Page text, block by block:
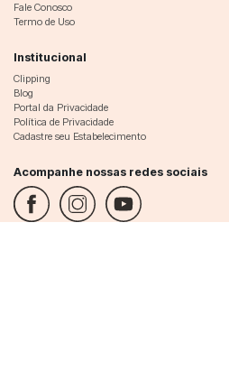
Fale Conosco
Termo de Uso
Institucional
Clipping
Blog
Portal da Privacidade
Política de Privacidade
Cadastre seu Estabelecimento
Acompanhe nossas redes sociais